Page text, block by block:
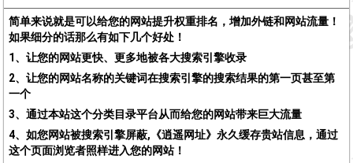
简单来说就是可以给您的网站提升权重排名，增加外链和网站流量！
如果细分的话那么有如下几个好处！
1、让您的网站更快、更多地被各大搜索引擎收录
2、让您的网站名称的关键词在搜索引擎的搜索结果的第一页甚至第
一个
3、通过本站这个分类目录平台从而给您的网站带来巨大流量
4、如您网站被搜索引擎屏蔽,《逍遥网址》永久缓存贵站信息，通过
这个页面浏览者照样进入您的网站！